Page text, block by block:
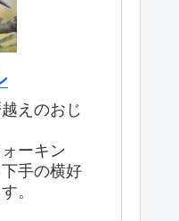
えのおじ
ーキン
手の横好
。